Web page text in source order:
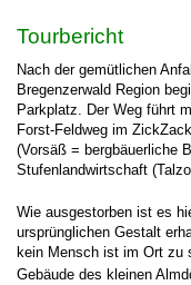
Tourbericht
Nach der gemütlichen
Bregenzerwald Region
Parkplatz. Der Weg führt
Forst-Feldweg im
(Vorsäß = bergbäuerliche
Stufenlandwirtschaft
Wie ausgestorben ist es
ursprünglichen Gestalt
kein Mensch ist im Ort zu
Gebäude des kleinen